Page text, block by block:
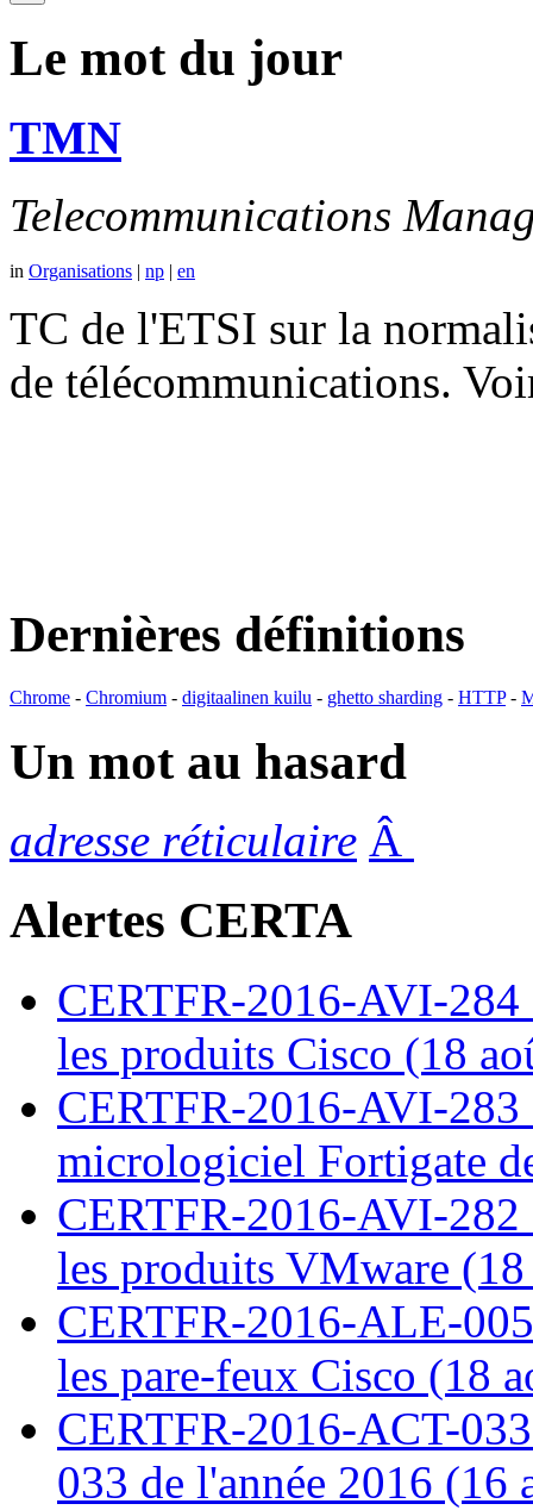
Le mot du jour
TMN
Telecommunications
in Organisations | np | en
TC de l'ETSI sur la
de télécommunications.
Dernières définitions
Chrome - Chromium - digitaalinen kuilu - ghetto sharding - HTTP-
Un mot au hasard
adresse réticulaire Â
Alertes CERTA
CERTFR-2016-AVI-
les produits Cisco (18
CERTFR-2016-AVI-
micrologiciel Fortigate
CERTFR-2016-AVI-
les produits VMware
CERTFR-2016-ALE-
les pare-feux Cisco (18
CERTFR-2016-ACT-
033 de l'année 2016 (16